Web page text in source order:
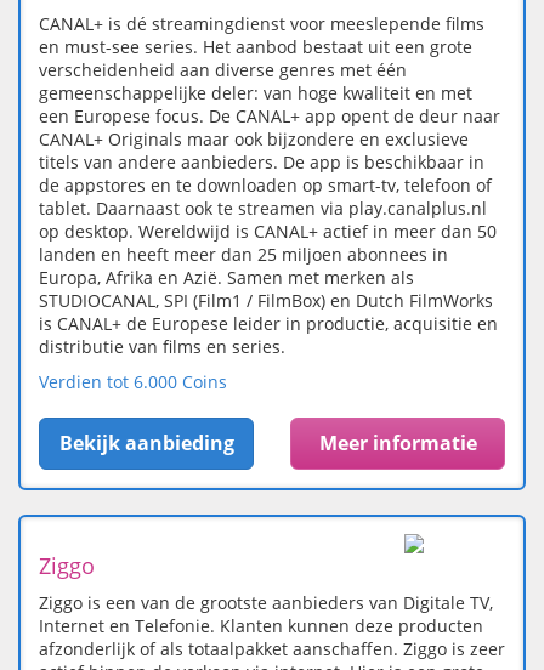
CANAL+ is dé streamingdienst voor meeslepende films
en must-see series. Het aanbod bestaat uit een grote
verscheidenheid aan diverse genres met één
gemeenschappelijke deler: van hoge kwaliteit en met
een Europese focus. De CANAL+ app opent de deur naar
CANAL+ Originals maar ook bijzondere en exclusieve
titels van andere aanbieders. De app is beschikbaar in
de appstores en te downloaden op smart-tv, telefoon of
tablet. Daarnaast ook te streamen via play.canalplus.nl
op desktop. Wereldwijd is CANAL+ actief in meer dan 50
landen en heeft meer dan 25 miljoen abonnees in
Europa, Afrika en Azië. Samen met merken als
STUDIOCANAL, SPI (Film1 / FilmBox) en Dutch FilmWorks
is CANAL+ de Europese leider in productie, acquisitie en
distributie van films en series.
Verdien tot 6.000 Coins
Bekijk aanbieding Meer informatie
Ziggo
Ziggo is een van de grootste aanbieders van Digitale TV,
Internet en Telefonie. Klanten kunnen deze producten
afzonderlijk of als totaalpakket aanschaffen. Ziggo is zeer